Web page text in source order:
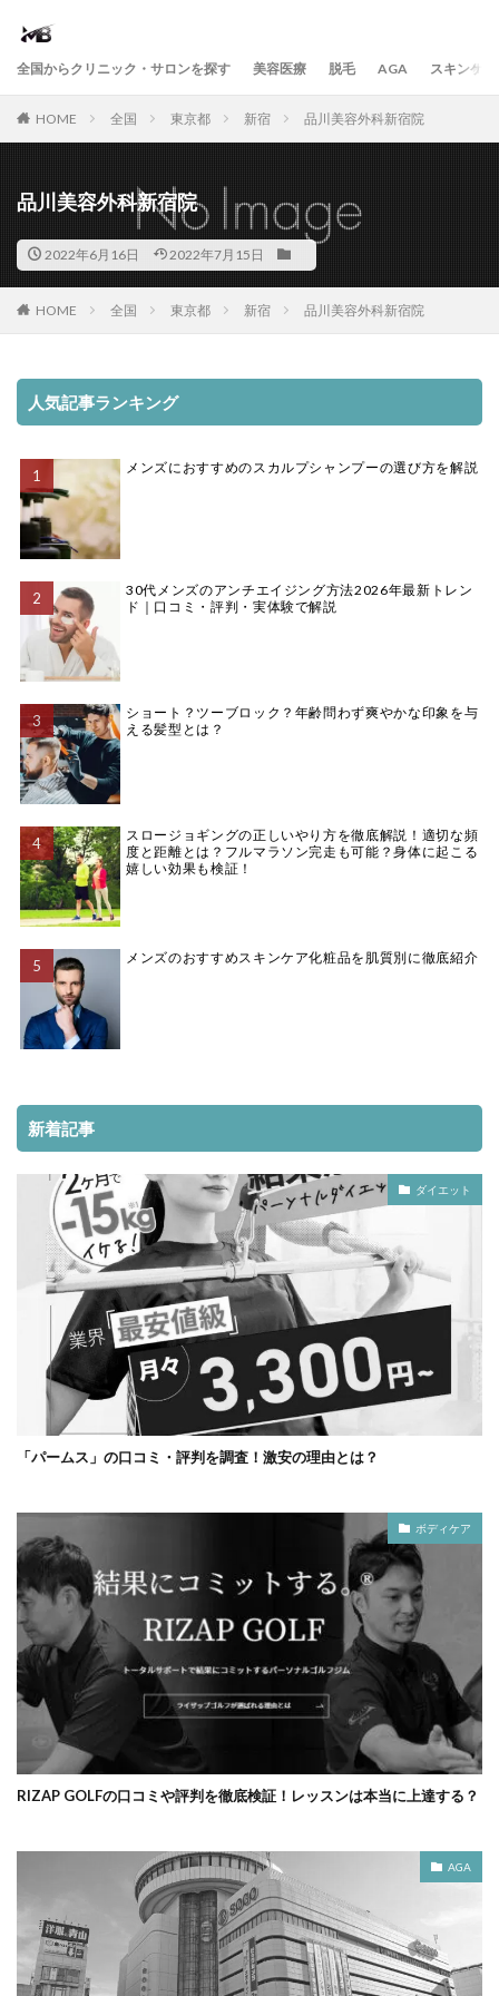
全国からクリニック・サロンを探す 美容医療 脱毛 AGA スキンケア
HOME 全国 東京都 新宿 品川美容外科新宿院
品川美容外科新宿院
2022年6月16日 2022年7月15日
HOME 全国 東京都 新宿 品川美容外科新宿院
人気記事ランキング
メンズにおすすめのスカルプシャンプーの選び方を解説
30代メンズのアンチエイジング方法2026年最新トレン
ド｜口コミ・評判・実体験で解説
ショート？ツーブロック？年齢問わず爽やかな印象を与
える髪型とは？
スロージョギングの正しいやり方を徹底解説！適切な頻
度と距離とは？フルマラソン完走も可能？身体に起こる
嬉しい効果も検証！
メンズのおすすめスキンケア化粧品を肌質別に徹底紹介
新着記事
ダイエット
「パームス」の口コミ・評判を調査！激安の理由とは？
ボディケア
RIZAP GOLFの口コミや評判を徹底検証！レッスンは本当に上達する？
AGA